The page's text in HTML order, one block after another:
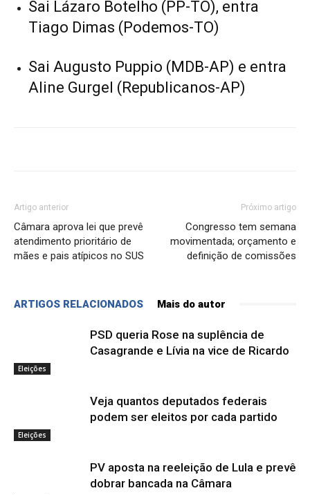
Sai Lázaro Botelho (PP-TO), entra
Tiago Dimas (Podemos-TO)
Sai Augusto Puppio (MDB-AP) e entra
Aline Gurgel (Republicanos-AP)
Artigo anterior
Câmara aprova lei que prevê
atendimento prioritário de
mães e pais atípicos no SUS
Próximo artigo
Congresso tem semana
movimentada; orçamento e
definição de comissões
ARTIGOS RELACIONADOS Mais do autor
Eleições
PSD queria Rose na suplência de
Casagrande e Lívia na vice de Ricardo
Eleições
Veja quantos deputados federais
podem ser eleitos por cada partido
PV aposta na reeleição de Lula e prevê
dobrar bancada na Câmara